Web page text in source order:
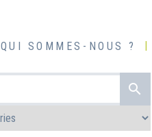
QUI SOMMES-NOUS ?
